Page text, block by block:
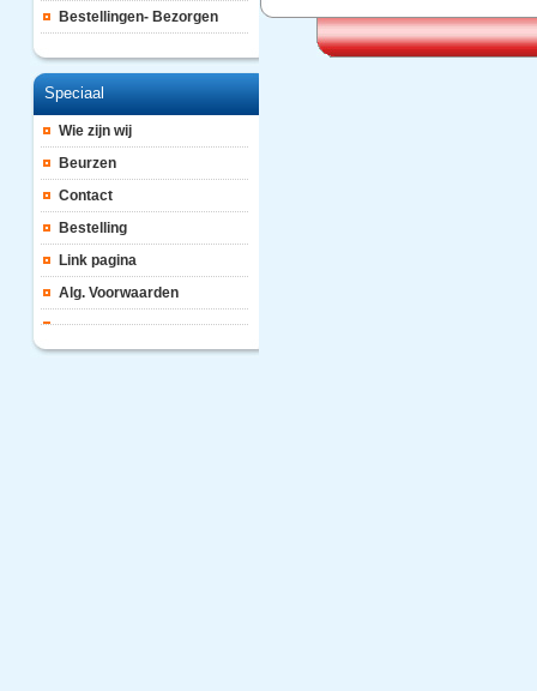
Bestellingen- Bezorgen
Speciaal
Wie zijn wij
Beurzen
Contact
Bestelling
Link pagina
Alg. Voorwaarden